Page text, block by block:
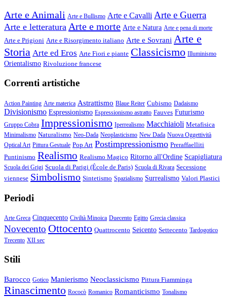
Arte e Animali Arte e Bullismo Arte e Cavalli Arte e Guerra
Arte e letteratura Arte e morte Arte e Natura Arte e pena di morte
Arte e Prigioni Arte e Risorgimento italiano Arte e Sovrani Arte e
Storia Arte ed Eros Arte Fiori e piante Classicismo Illuminismo
Orientalismo Rivoluzione francese
Correnti artistiche
Action Painting Arte materica Astrattismo Blaue Reiter Cubismo Dadaismo
Divisionismo Espressionismo Espressionismo astratto Fauves Futurismo
Gruppo Cobra Impressionismo Iperrealismo Macchiaioli Metafisica
Minimalismo Naturalismo Neo-Dada Neoplasticismo New Dada Nuova Oggettività
Optical Art Pittura Gestuale Pop Art Postimpressionismo Preraffaelliti
Puntinismo Realismo Realismo Magico Ritorno all'Ordine Scapigliatura
Scuola dei Grigi Scuola di Parigi (École de Paris) Scuola di Rivara Secessione
viennese Simbolismo Sintetismo Spazialismo Surrealismo Valori Plastici
Periodi
Arte Greca Cinquecento Civiltà Minoica Duecento Egitto Grecia classica
Novecento Ottocento Quattrocento Seicento Settecento Tardogotico
Trecento XII sec
Stili
Barocco Gotico Manierismo Neoclassicismo Pittura Fiamminga
Rinascimento Rococò Romanico Romanticismo Tonalismo